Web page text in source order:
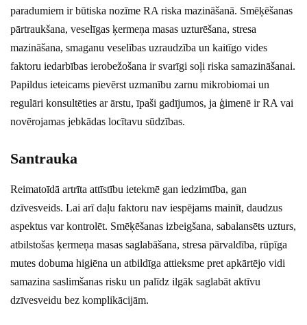
paradumiem ir būtiska nozīme RA riska mazināšanā. Smēķēšanas
pārtraukšana, veselīgas ķermeņa masas uzturēšana, stresa
mazināšana, smaganu veselības uzraudzība un kaitīgo vides
faktoru iedarbības ierobežošana ir svarīgi soļi riska samazināšanai.
Papildus ieteicams pievērst uzmanību zarnu mikrobiomai un
regulāri konsultēties ar ārstu, īpaši gadījumos, ja ģimenē ir RA vai
novērojamas jebkādas locītavu sūdzības.
Santrauka
Reimatoīdā artrīta attīstību ietekmē gan iedzimtība, gan
dzīvesveids. Lai arī daļu faktoru nav iespējams mainīt, daudzus
aspektus var kontrolēt. Smēķēšanas izbeigšana, sabalansēts uzturs,
atbilstošas ķermeņa masas saglabāšana, stresa pārvaldība, rūpīga
mutes dobuma higiēna un atbildīga attieksme pret apkārtējo vidi
samazina saslimšanas risku un palīdz ilgāk saglabāt aktīvu
dzīvesveidu bez komplikācijām.